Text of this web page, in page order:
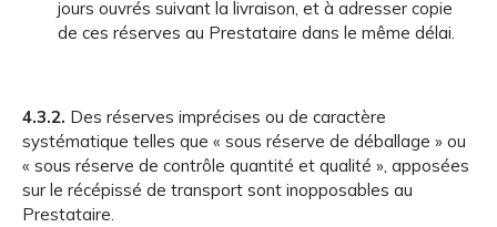
jours ouvrés suivant la livraison, et à adresser copie
de ces réserves au Prestataire dans le même délai.
4.3.2. Des réserves imprécises ou de caractère
systématique telles que « sous réserve de déballage » ou
« sous réserve de contrôle quantité et qualité », apposées
sur le récépissé de transport sont inopposables au
Prestataire.